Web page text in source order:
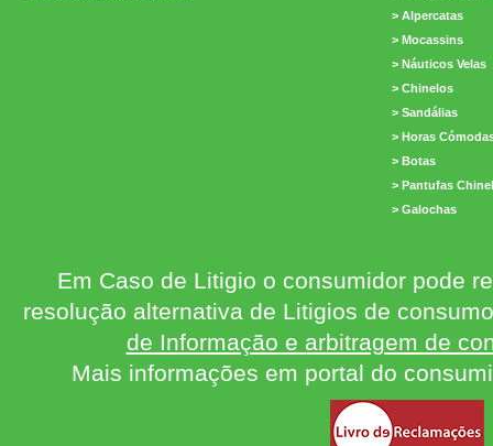
> Alpercatas
> Mocassins
> Náuticos Velas
> Chinelos
> Sandálias
> Horas
> Botas
> Pantufas
> Galochas
Em Caso de Litigio o consumidor pode
resolução alternativa de Litigios de
de Informação e arbitragem de
Mais informações em portal do